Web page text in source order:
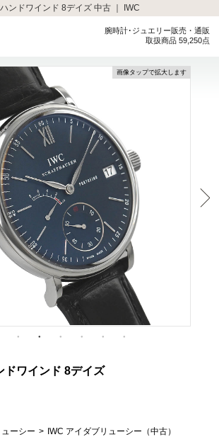
ンドワインド 8デイズ 中古 ｜ IWC
腕時計･ジュエリー販売・通販
取扱商品 59,250点
画像タップで拡大します
ドワインド 8デイズ
ーシー > IWC アイダブリューシー（中古）